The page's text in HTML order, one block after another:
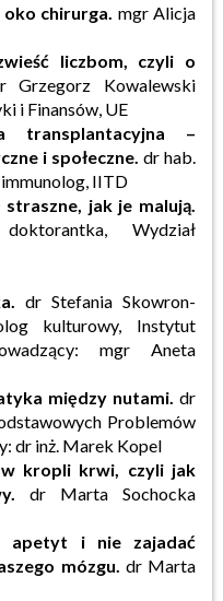
oko chirurga. mgr Alicja
liczbom, czyli o
Grzegorz Kowalewski
i Finansów, UE
transplantacyjna –
i społeczne. dr hab.
IITD
jak je malują.
Wydział
dr Stefania Skowron-
kulturowy, Instytut
mgr Aneta
między nutami. dr
Problemów
dr inż. Marek Kopel
kropli krwi, czyli jak
dr Marta Sochocka
apetyt i nie zajadać
mózgu. dr Marta